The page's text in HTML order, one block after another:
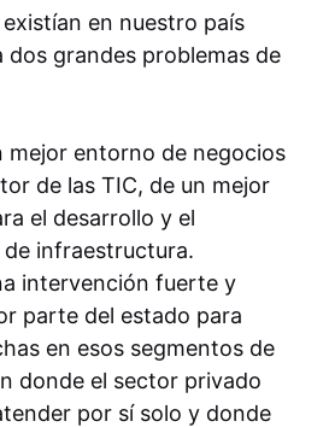
en nuestro país
dos grandes problemas de
mejor entorno de negocios
de las TIC, de un mejor
el desarrollo y el
de infraestructura.
intervención fuerte y
parte del estado para
en esos segmentos de
donde el sector privado
por sí solo y donde